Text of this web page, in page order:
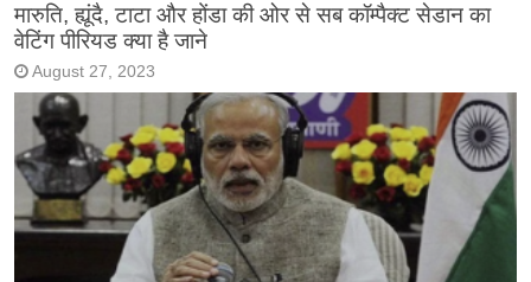
मारुति, ह्यूंदै, टाटा और होंडा की ओर से सब कॉम्पैक्ट सेडान का
वेटिंग पीरियड क्या है जाने
August 27, 2023